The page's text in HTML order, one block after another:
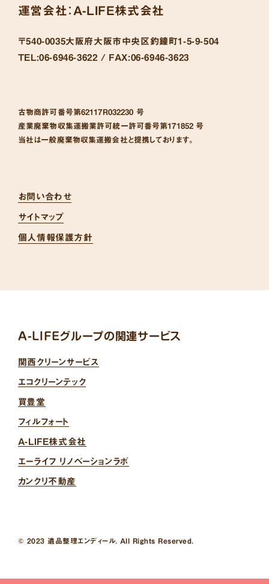
運営会社： A-LIFE株式会社
〒540-0035大阪府大阪市中央区釣鐘町1-5-9-504
TEL:06-6946-3622 / FAX:06-6946-3623
古物商許可番号第62117R032230 号
産業廃棄物収集運搬業許可統一許可番号第171852 号
当社は一般廃棄物収集運搬会社と提携しております。
お問い合わせ
サイトマップ
個人情報保護方針
A-LIFEグループの関連サービス
関西クリーンサービス
エコクリーンテック
買豊堂
フィルフォート
A-LIFE株式会社
エーライフ リノベーションラボ
カンクリ不動産
© 2023 遺品整理エンディール. All Rights Reserved.